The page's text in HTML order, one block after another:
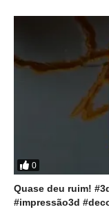
0
Quase deu ruim!
#impressão3d